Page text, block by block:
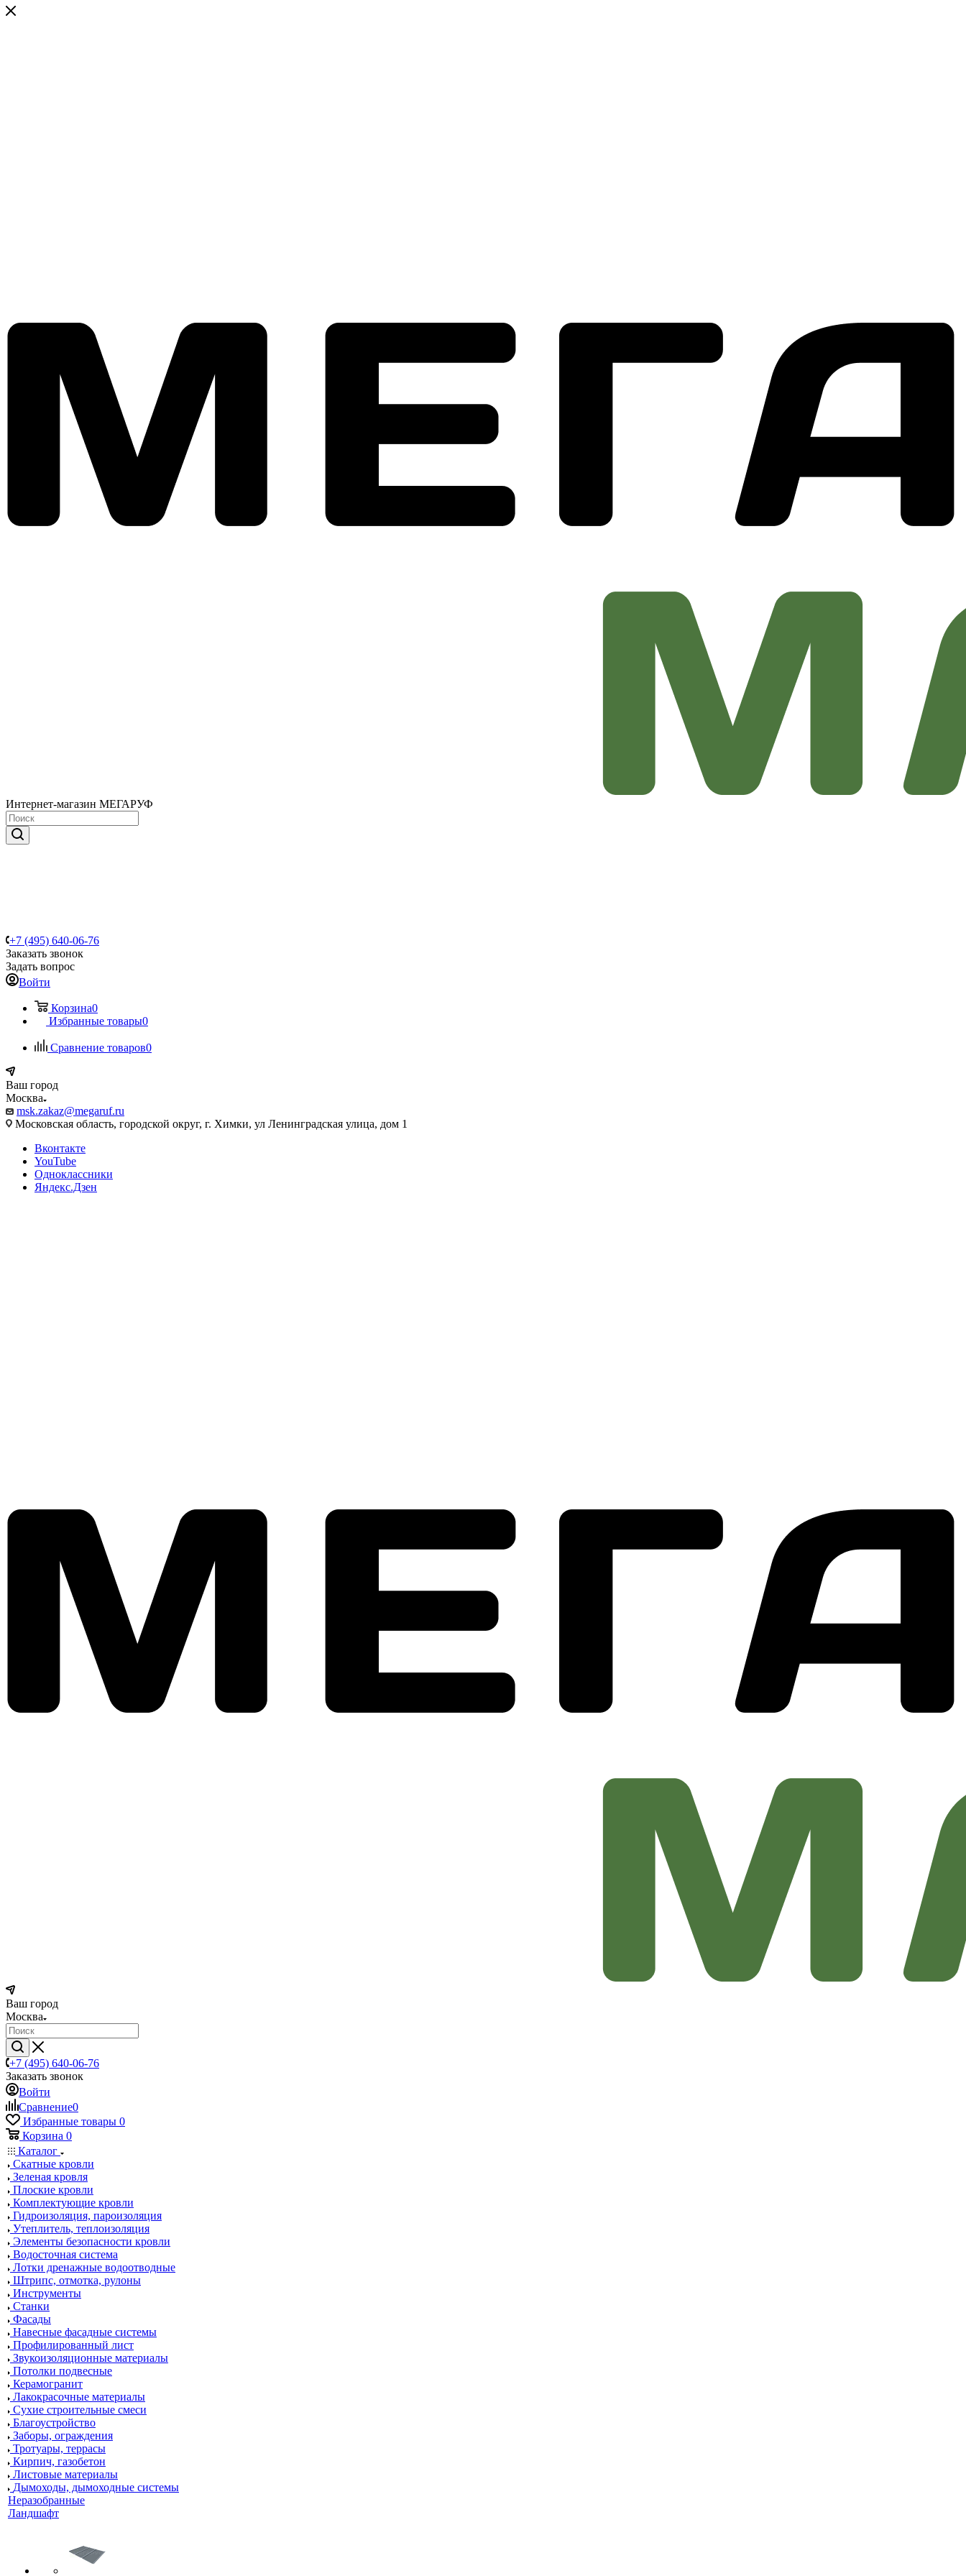
Интернет-магазин МЕГАРУФ
+7 (495) 640-06-76
Заказать звонок
Задать вопрос
Войти
Корзина0
Избранные товары0
Сравнение товаров0
Ваш город
Москва
msk.zakaz@megaruf.ru
Московская область, городской округ, г. Химки, ул Ленинградская улица, дом 1
Вконтакте
YouTube
Одноклассники
Яндекс.Дзен
Ваш город
Москва
+7 (495) 640-06-76
Заказать звонок
Войти
Сравнение0
Избранные товары 0
Корзина 0
Каталог
Скатные кровли
Зеленая кровля
Плоские кровли
Комплектующие кровли
Гидроизоляция, пароизоляция
Утеплитель, теплоизоляция
Элементы безопасности кровли
Водосточная система
Лотки дренажные водоотводные
Штрипс, отмотка, рулоны
Инструменты
Станки
Фасады
Навесные фасадные системы
Профилированный лист
Звукоизоляционные материалы
Потолки подвесные
Керамогранит
Лакокрасочные материалы
Сухие строительные смеси
Благоустройство
Заборы, ограждения
Тротуары, террасы
Кирпич, газобетон
Листовые материалы
Дымоходы, дымоходные системы
Неразобранные
Ландшафт